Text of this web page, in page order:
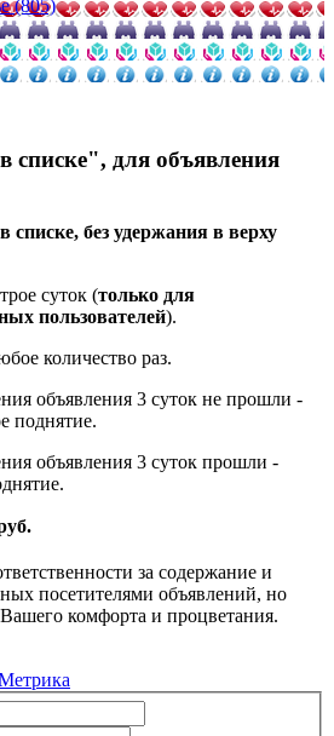
(805)
списке", для объявления
списке, без удержания в верху
суток (только для
пользователей).
количество раз.
объявления 3 суток не прошли -
поднятие.
объявления 3 суток прошли -
за содержание и
посетителями объявлений, но
комфорта и процветания.